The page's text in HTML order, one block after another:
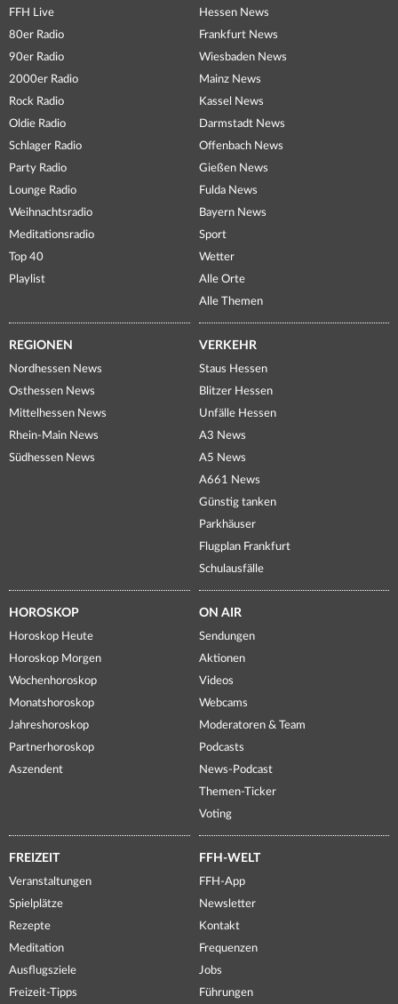
FFH Live
80er Radio
90er Radio
2000er Radio
Rock Radio
Oldie Radio
Schlager Radio
Party Radio
Lounge Radio
Weihnachtsradio
Meditationsradio
Top 40
Playlist
Hessen News
Frankfurt News
Wiesbaden News
Mainz News
Kassel News
Darmstadt News
Offenbach News
Gießen News
Fulda News
Bayern News
Sport
Wetter
Alle Orte
Alle Themen
REGIONEN
Nordhessen News
Osthessen News
Mittelhessen News
Rhein-Main News
Südhessen News
VERKEHR
Staus Hessen
Blitzer Hessen
Unfälle Hessen
A3 News
A5 News
A661 News
Günstig tanken
Parkhäuser
Flugplan Frankfurt
Schulausfälle
HOROSKOP
Horoskop Heute
Horoskop Morgen
Wochenhoroskop
Monatshoroskop
Jahreshoroskop
Partnerhoroskop
Aszendent
ON AIR
Sendungen
Aktionen
Videos
Webcams
Moderatoren & Team
Podcasts
News-Podcast
Themen-Ticker
Voting
FREIZEIT
Veranstaltungen
Spielplätze
Rezepte
Meditation
Ausflugsziele
Freizeit-Tipps
FFH-WELT
FFH-App
Newsletter
Kontakt
Frequenzen
Jobs
Führungen